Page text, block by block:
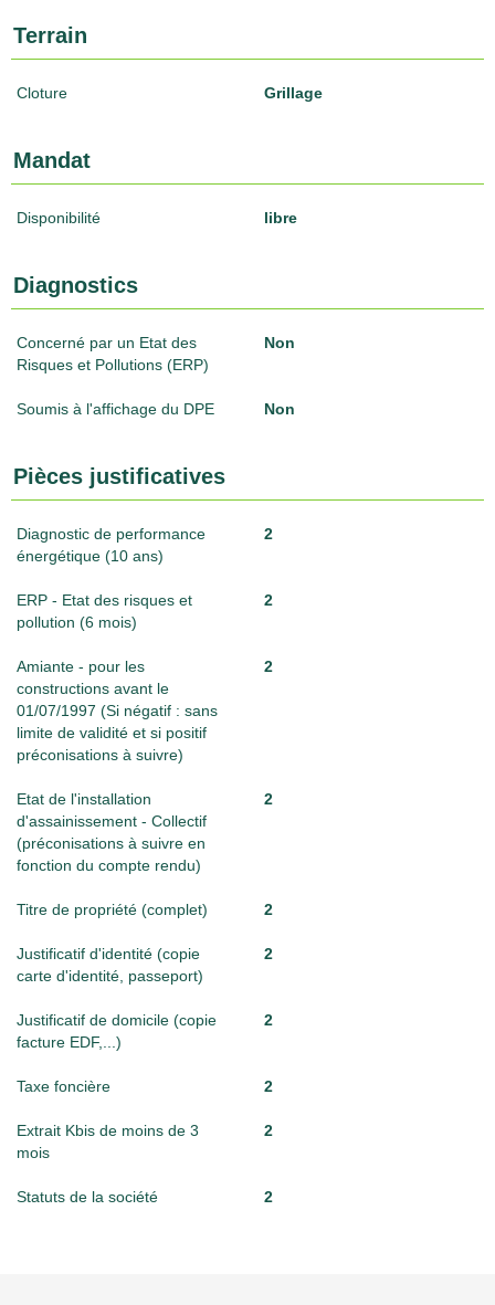
Terrain
Cloture Grillage
Mandat
Disponibilité libre
Diagnostics
Concerné par un Etat des
Risques et Pollutions (ERP)
Non
Soumis à l'affichage du DPE Non
Pièces justificatives
Diagnostic de performance
énergétique (10 ans)
2
ERP - Etat des risques et
pollution (6 mois)
2
Amiante - pour les
constructions avant le
01/07/1997 (Si négatif : sans
limite de validité et si positif
préconisations à suivre)
2
Etat de l'installation
d'assainissement - Collectif
(préconisations à suivre en
fonction du compte rendu)
2
Titre de propriété (complet) 2
Justificatif d'identité (copie
carte d'identité, passeport)
2
Justificatif de domicile (copie
facture EDF,...)
2
Taxe foncière 2
Extrait Kbis de moins de 3
mois
2
Statuts de la société 2